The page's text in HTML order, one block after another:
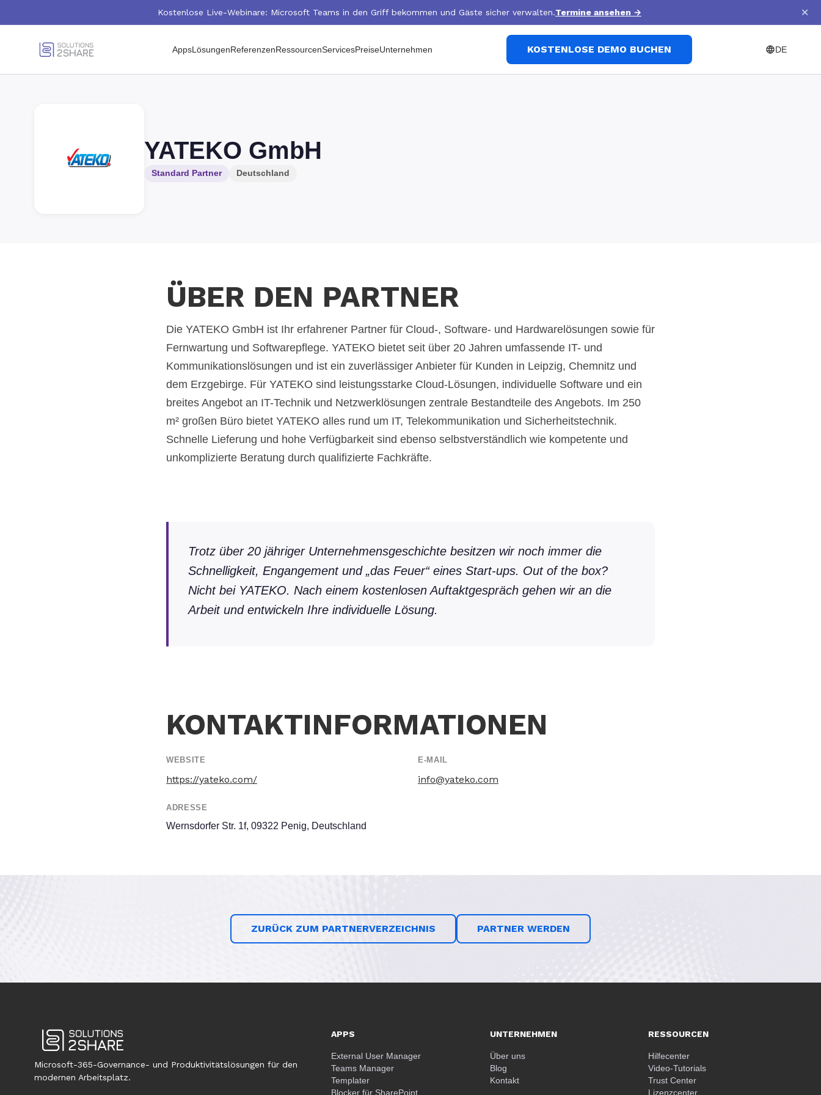
Kostenlose Live-Webinare: Microsoft Teams in den Griff bekommen und Gäste sicher verwalten.Termine ansehen → ×
AppsLösungenReferenzenRessourcenServicesPreiseUnternehmen KOSTENLOSE DEMO BUCHEN DE
YATEKO GmbH
Standard Partner Deutschland
ÜBER DEN PARTNER
Die YATEKO GmbH ist Ihr erfahrener Partner für Cloud-, Software- und Hardwarelösungen sowie für
Fernwartung und Softwarepflege. YATEKO bietet seit über 20 Jahren umfassende IT- und
Kommunikationslösungen und ist ein zuverlässiger Anbieter für Kunden in Leipzig, Chemnitz und
dem Erzgebirge. Für YATEKO sind leistungsstarke Cloud-Lösungen, individuelle Software und ein
breites Angebot an IT-Technik und Netzwerklösungen zentrale Bestandteile des Angebots. Im 250
m² großen Büro bietet YATEKO alles rund um IT, Telekommunikation und Sicherheitstechnik.
Schnelle Lieferung und hohe Verfügbarkeit sind ebenso selbstverständlich wie kompetente und
unkomplizierte Beratung durch qualifizierte Fachkräfte.
Trotz über 20 jähriger Unternehmensgeschichte besitzen wir noch immer die
Schnelligkeit, Engangement und „das Feuer“ eines Start-ups. Out of the box?
Nicht bei YATEKO. Nach einem kostenlosen Auftaktgespräch gehen wir an die
Arbeit und entwickeln Ihre individuelle Lösung.
KONTAKTINFORMATIONEN
WEBSITE
https://yateko.com/
E-MAIL
info@yateko.com
ADRESSE
Wernsdorfer Str. 1f, 09322 Penig, Deutschland
ZURÜCK ZUM PARTNERVERZEICHNIS PARTNER WERDEN
Microsoft-365-Governance- und Produktivitätslösungen für den
modernen Arbeitsplatz.
APPS
External User Manager
Teams Manager
Templater
Blocker für SharePoint
UNTERNEHMEN
Über uns
Blog
Kontakt
RESSOURCEN
Hilfecenter
Video-Tutorials
Trust Center
Lizenzcenter